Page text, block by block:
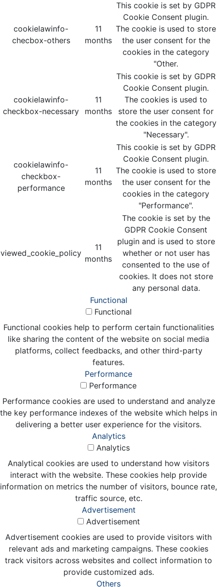
cookielawinfo-
checbox-others
11
months
This cookie is set by GDPR
Cookie Consent plugin.
The cookie is used to store
the user consent for the
cookies in the category
"Other.
cookielawinfo-
checkbox-necessary
11
months
This cookie is set by GDPR
Cookie Consent plugin.
The cookies is used to
store the user consent for
the cookies in the category
"Necessary".
cookielawinfo-
checkbox-
performance
11
months
This cookie is set by GDPR
Cookie Consent plugin.
The cookie is used to store
the user consent for the
cookies in the category
"Performance".
viewed_cookie_policy
11
months
The cookie is set by the
GDPR Cookie Consent
plugin and is used to store
whether or not user has
consented to the use of
cookies. It does not store
any personal data.
Functional
Functional
Functional cookies help to perform certain functionalities
like sharing the content of the website on social media
platforms, collect feedbacks, and other third-party
features.
Performance
Performance
Performance cookies are used to understand and analyze
the key performance indexes of the website which helps in
delivering a better user experience for the visitors.
Analytics
Analytics
Analytical cookies are used to understand how visitors
interact with the website. These cookies help provide
information on metrics the number of visitors, bounce rate,
traffic source, etc.
Advertisement
Advertisement
Advertisement cookies are used to provide visitors with
relevant ads and marketing campaigns. These cookies
track visitors across websites and collect information to
provide customized ads.
Others